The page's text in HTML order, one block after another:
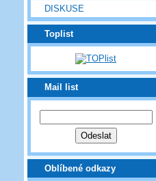
DISKUSE
Toplist
Mail list
Oblíbené odkazy